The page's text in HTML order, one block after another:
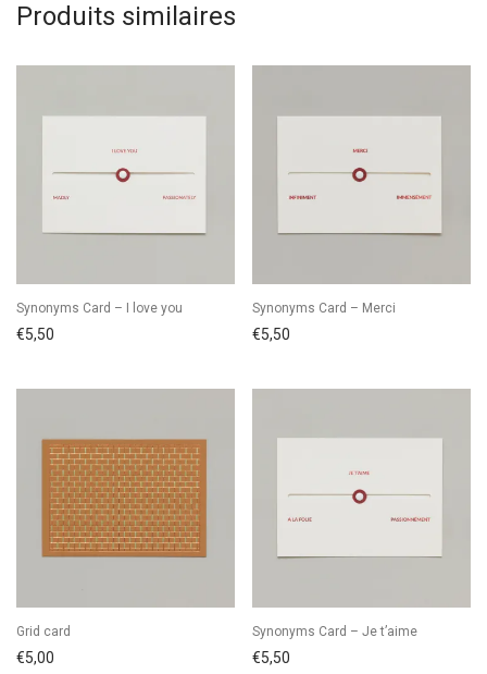
Produits similaires
Synonyms Card – I love you
€5,50
Synonyms Card – Merci
€5,50
Grid card
€5,00
Synonyms Card – Je t’aime
€5,50